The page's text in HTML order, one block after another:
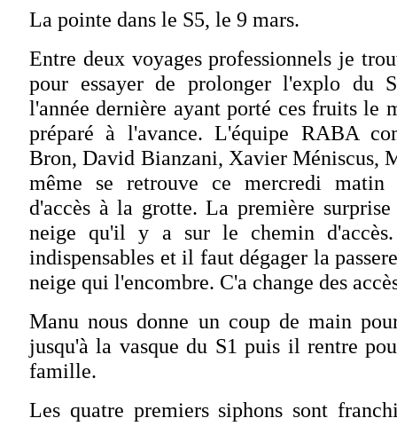
La pointe dans le S5, le 9 mars.
Entre deux voyages professionnels je
pour essayer de prolonger l'explo du
l'année dernière ayant porté ces fruits le
préparé à l'avance. L'équipe RABA
Bron, David Bianzani, Xavier Méniscus,
même se retrouve ce mercredi matin
d'accès à la grotte. La première
neige qu'il y a sur le chemin
indispensables et il faut dégager la
neige qui l'encombre. C'a change des
Manu nous donne un coup de main
jusqu'à la vasque du S1 puis il rentre
famille.
Les quatre premiers siphons sont